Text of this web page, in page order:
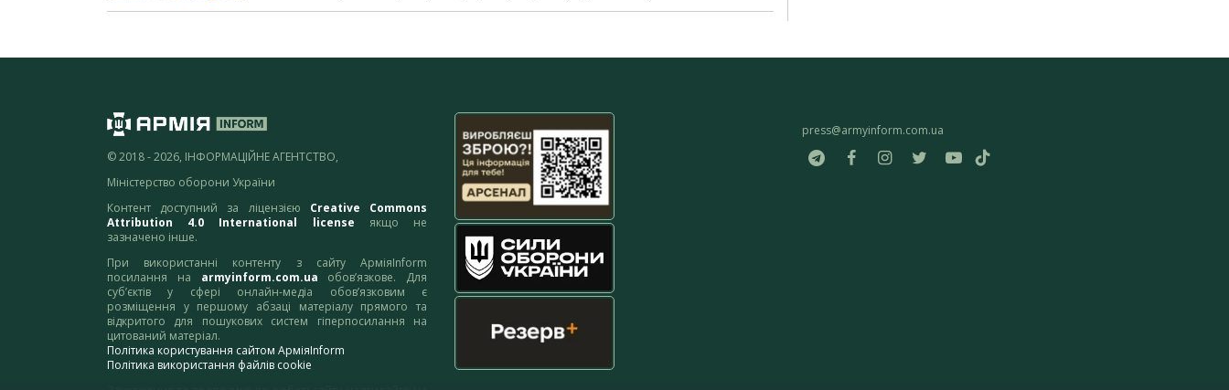
© 2018 - 2026, ІНФОРМАЦІЙНЕ АГЕНТСТВО,
Міністерство оборони України
Контент доступний за ліцензією Creative Commons
Attribution 4.0 International license якщо не
зазначено інше.
При використанні контенту з сайту АрміяInform
посилання на armyinform.com.ua обов’язкове. Для
суб’єктів у сфері онлайн-медіа обов’язковим є
розміщення у першому абзаці матеріалу прямого та
відкритого для пошукових систем гіперпосилання на
цитований матеріал.
Політика користування сайтом АрміяInform
Політика використання файлів cookie
press@armyinform.com.ua